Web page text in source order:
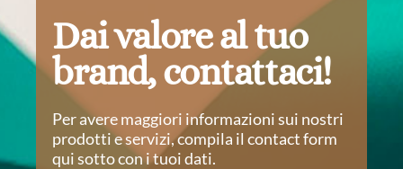
Dai valore al tuo
brand, contattaci!
Per avere maggiori informazioni sui nostri
prodotti e servizi, compila il contact form
qui sotto con i tuoi dati.